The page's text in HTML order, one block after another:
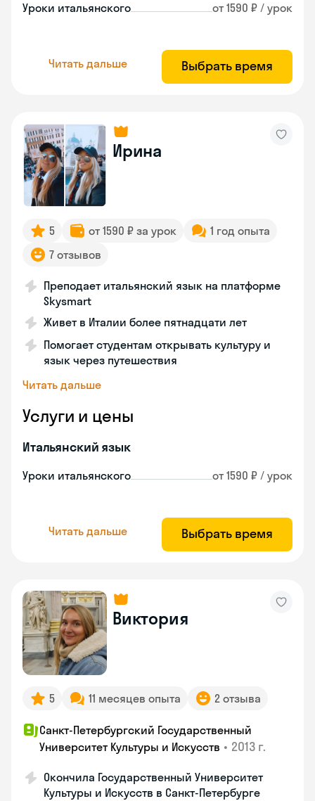
Уроки итальянского от 1590 ₽ / урок
Читать дальше Выбрать время
Ирина
5 от 1590 ₽ за урок
1 год опыта
7 отзывов
Преподает итальянский язык на платформе
Skysmart
Живет в Италии более пятнадцати лет
Помогает студентам открывать культуру и
язык через путешествия
Читать дальше
Услуги и цены
Итальянский язык
Уроки итальянского от 1590 ₽ / урок
Читать дальше Выбрать время
Виктория
5 11 месяцев опыта 2 отзыва
Санкт-Петербургский Государственный
Университет Культуры и Искусств • 2013 г.
Окончила Государственный Университет
Культуры и Искусств в Санкт-Петербурге